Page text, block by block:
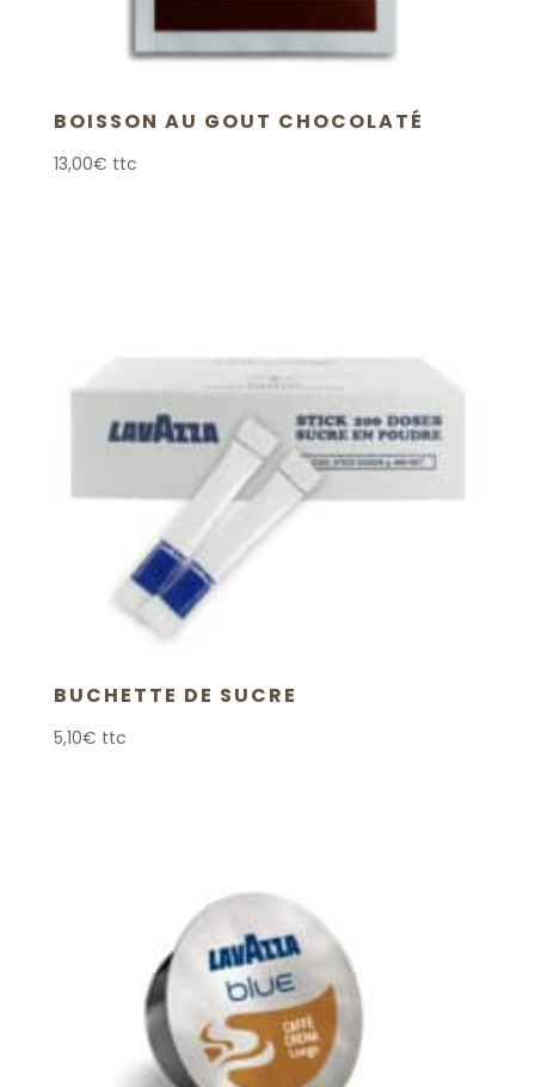
BOISSON AU GOUT CHOCOLATÉ
13,00€ ttc
BUCHETTE DE SUCRE
5,10€ ttc